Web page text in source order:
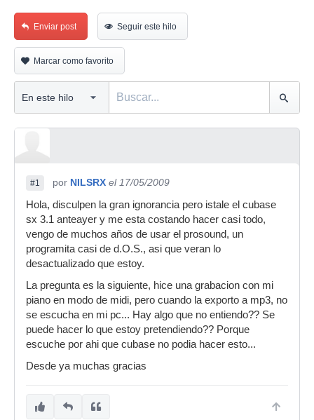
Enviar post Seguir este hilo
Marcar como favorito
#1 por NILSRX el 17/05/2009
Hola, disculpen la gran ignorancia pero istale el cubase
sx 3.1 anteayer y me esta costando hacer casi todo,
vengo de muchos años de usar el prosound, un
programita casi de d.O.S., asi que veran lo
desactualizado que estoy.
La pregunta es la siguiente, hice una grabacion con mi
piano en modo de midi, pero cuando la exporto a mp3, no
se escucha en mi pc... Hay algo que no entiendo?? Se
puede hacer lo que estoy pretendiendo?? Porque
escuche por ahi que cubase no podia hacer esto...
Desde ya muchas gracias